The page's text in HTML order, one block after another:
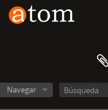
Navegar